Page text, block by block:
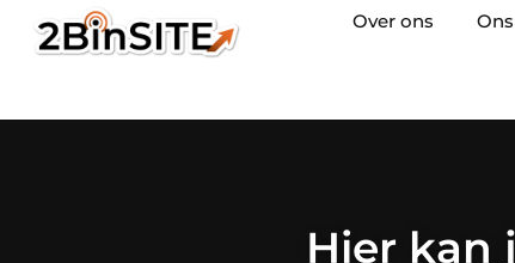
Over ons
Hier kan